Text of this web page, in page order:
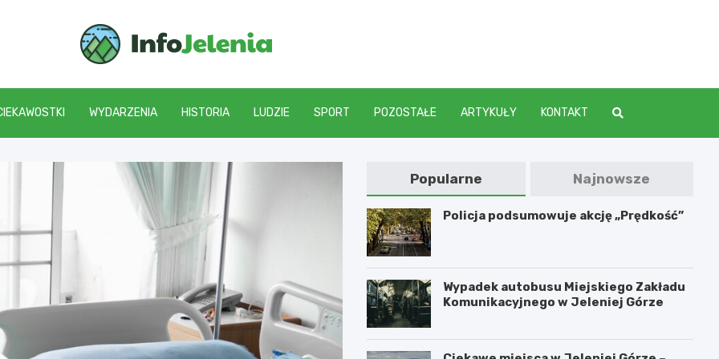
WYDARZENIA HISTORIA LUDZIE SPORT POZOSTAŁE ARTYKUŁY KONTAKT
Popularne Najnowsze
Policja podsumowuje akcję „Prędkość”
Wypadek autobusu Miejskiego Zakładu
Komunikacyjnego w Jeleniej Górze